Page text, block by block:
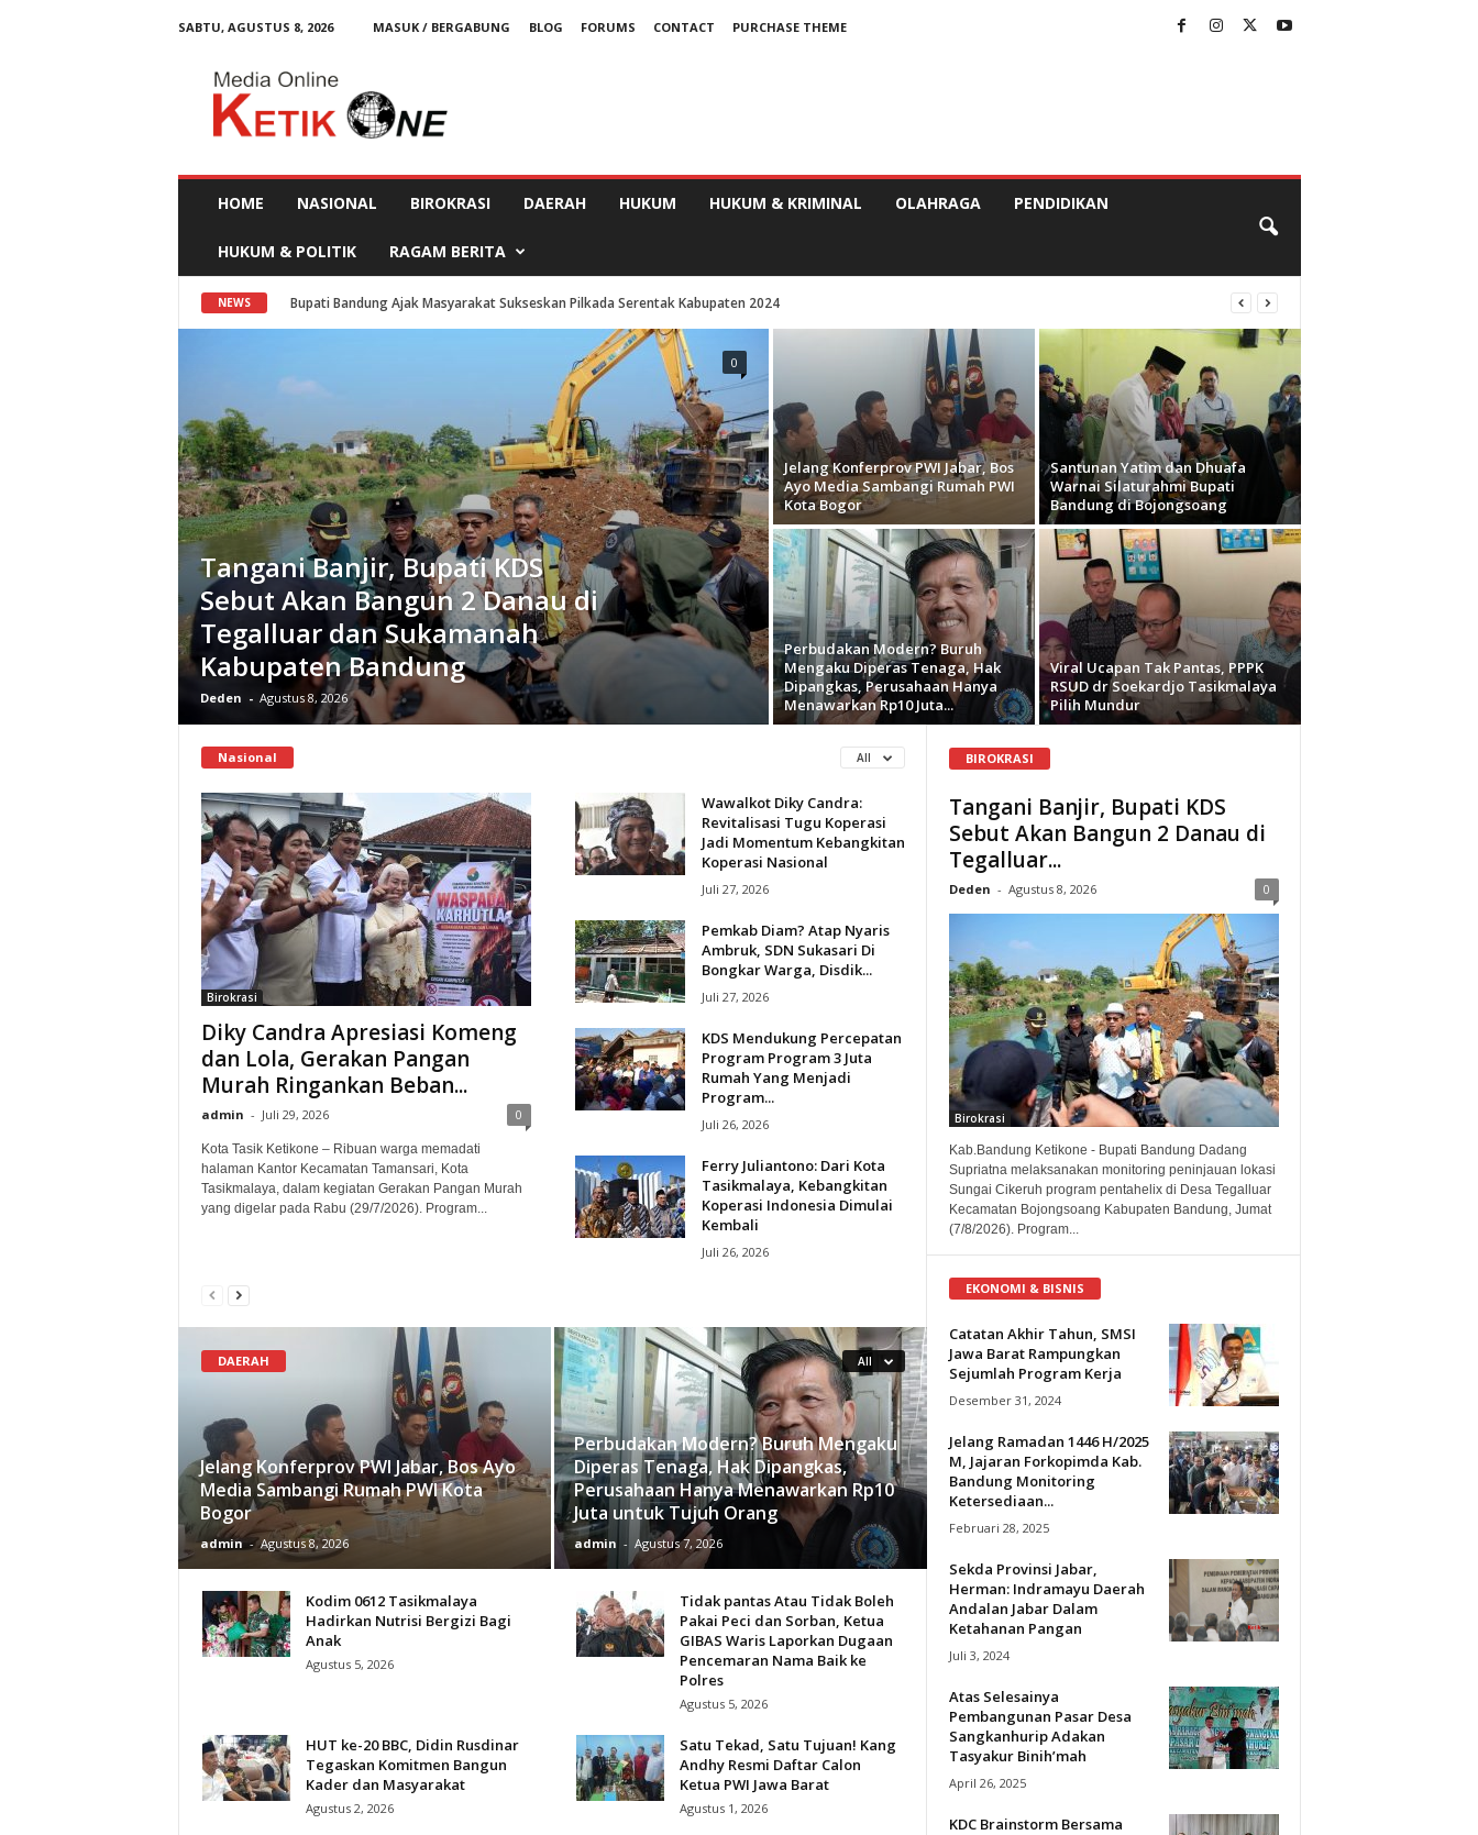
SABTU, AGUSTUS 8, 2026 MASUK / BERGABUNG BLOG FORUMS CONTACT
PURCHASE THEME
HOME NASIONAL BIROKRASI DAERAH HUKUM HUKUM & KRIMINAL OLAHRAGA PENDIDIKAN
HUKUM & POLITIK RAGAM BERITA
NEWS Bupati Bandung Ajak Masyarakat Sukseskan Pilkada Serentak Kabupaten 2024
Tangani Banjir, Bupati KDS
Sebut Akan Bangun 2 Danau di
Tegalluar dan Sukamanah
Kabupaten Bandung
Deden - Agustus 8, 2026
0
Jelang Konferprov PWI Jabar, Bos
Ayo Media Sambangi Rumah PWI
Kota Bogor
Santunan Yatim dan Dhuafa
Warnai Silaturahmi Bupati
Bandung di Bojongsoang
Perbudakan Modern? Buruh
Mengaku Diperas Tenaga, Hak
Dipangkas, Perusahaan Hanya
Menawarkan Rp10 Juta...
Viral Ucapan Tak Pantas, PPPK
RSUD dr Soekardjo Tasikmalaya
Pilih Mundur
Nasional All
Birokrasi
Diky Candra Apresiasi Komeng
dan Lola, Gerakan Pangan
Murah Ringankan Beban...
admin - Juli 29, 2026 0
Kota Tasik Ketikone – Ribuan warga memadati
halaman Kantor Kecamatan Tamansari, Kota
Tasikmalaya, dalam kegiatan Gerakan Pangan Murah
yang digelar pada Rabu (29/7/2026). Program...
Wawalkot Diky Candra:
Revitalisasi Tugu Koperasi
Jadi Momentum Kebangkitan
Koperasi Nasional
Juli 27, 2026
Pemkab Diam? Atap Nyaris
Ambruk, SDN Sukasari Di
Bongkar Warga, Disdik...
Juli 27, 2026
KDS Mendukung Percepatan
Program Program 3 Juta
Rumah Yang Menjadi
Program...
Juli 26, 2026
Ferry Juliantono: Dari Kota
Tasikmalaya, Kebangkitan
Koperasi Indonesia Dimulai
Kembali
Juli 26, 2026
DAERAH All
Jelang Konferprov PWI Jabar, Bos Ayo
Media Sambangi Rumah PWI Kota
Bogor
admin - Agustus 8, 2026
Perbudakan Modern? Buruh Mengaku
Diperas Tenaga, Hak Dipangkas,
Perusahaan Hanya Menawarkan Rp10
Juta untuk Tujuh Orang
admin - Agustus 7, 2026
Kodim 0612 Tasikmalaya
Hadirkan Nutrisi Bergizi Bagi
Anak
Agustus 5, 2026
Tidak pantas Atau Tidak Boleh
Pakai Peci dan Sorban, Ketua
GIBAS Waris Laporkan Dugaan
Pencemaran Nama Baik ke
Polres
Agustus 5, 2026
HUT ke-20 BBC, Didin Rusdinar
Tegaskan Komitmen Bangun
Kader dan Masyarakat
Agustus 2, 2026
Satu Tekad, Satu Tujuan! Kang
Andhy Resmi Daftar Calon
Ketua PWI Jawa Barat
Agustus 1, 2026
BIROKRASI
Tangani Banjir, Bupati KDS
Sebut Akan Bangun 2 Danau di
Tegalluar...
Deden - Agustus 8, 2026 0
Birokrasi
Kab.Bandung Ketikone - Bupati Bandung Dadang
Supriatna melaksanakan monitoring peninjauan lokasi
Sungai Cikeruh program pentahelix di Desa Tegalluar
Kecamatan Bojongsoang Kabupaten Bandung, Jumat
(7/8/2026). Program...
EKONOMI & BISNIS
Catatan Akhir Tahun, SMSI
Jawa Barat Rampungkan
Sejumlah Program Kerja
Desember 31, 2024
Jelang Ramadan 1446 H/2025
M, Jajaran Forkopimda Kab.
Bandung Monitoring
Ketersediaan...
Februari 28, 2025
Sekda Provinsi Jabar,
Herman: Indramayu Daerah
Andalan Jabar Dalam
Ketahanan Pangan
Juli 3, 2024
Atas Selesainya
Pembangunan Pasar Desa
Sangkanhurip Adakan
Tasyakur Binih’mah
April 26, 2025
KDC Brainstorm Bersama